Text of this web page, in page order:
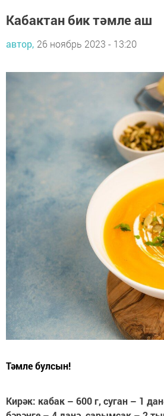
Кабактан бик тәмле аш
автор, 26 ноябрь 2023 - 13:20
Тәмле булсын!
Кирәк: кабак – 600 г, суган – 1